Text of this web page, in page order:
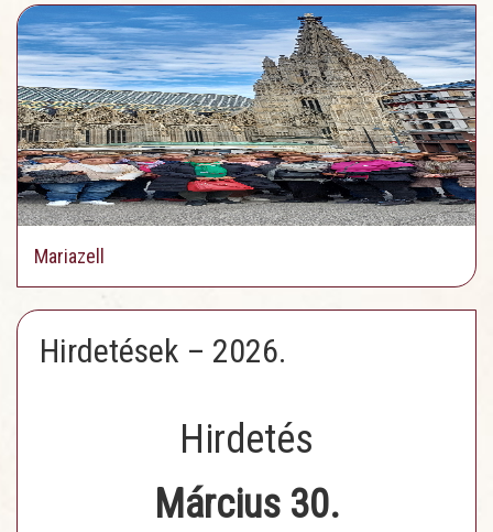
Mariazell
Hirdetések – 2026.
Hirdetés
Március 30.